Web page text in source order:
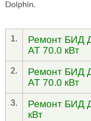
Dolphin.
1.
Ремонт БИД
AT 70.0 кВт
2.
Ремонт БИД
AT 70.0 кВт
3.
Ремонт БИД
кВт